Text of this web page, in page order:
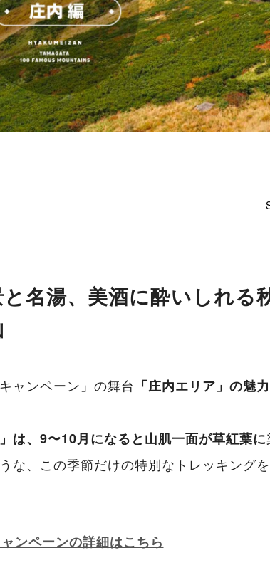
名湯、美酒に酔いしれる
ャンペーン」の舞台 「庄内エリア」の魅
」は、9〜10月になると山肌一面が草紅葉に
な、この季節だけの特別なトレッキング
ンペーンの詳細はこちら